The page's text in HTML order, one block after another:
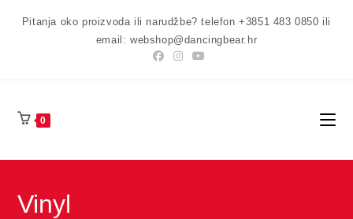
Pitanja oko proizvoda ili narudžbe? telefon +3851 483 0850 ili
email: webshop@dancingbear.hr
0
Vinyl